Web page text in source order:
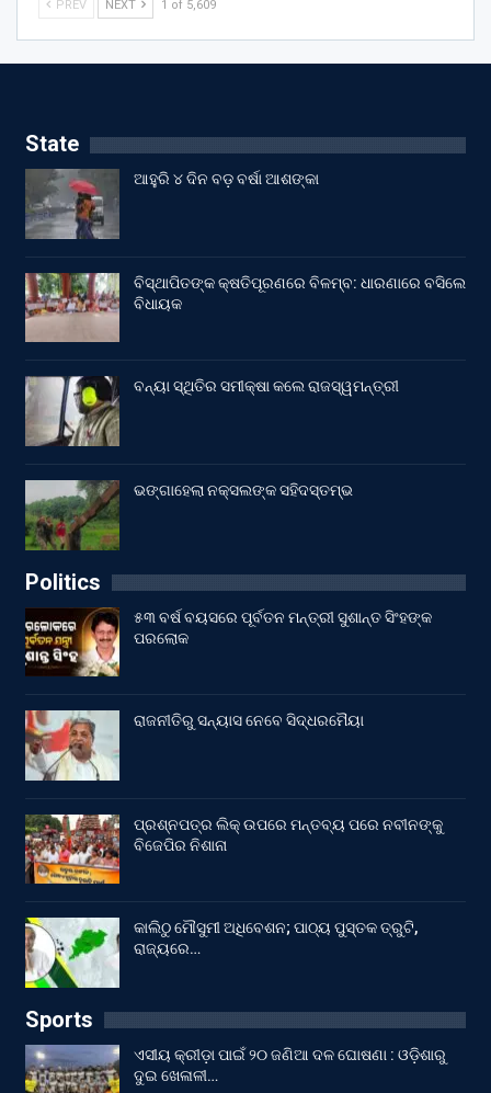
PREV NEXT 1 of 5,609
State
ଆହୁରି ୪ ଦିନ ବଡ଼ ବର୍ଷା ଆଶଙ୍କା
ବିସ୍ଥାପିତଙ୍କ କ୍ଷତିପୂରଣରେ ବିଳମ୍ବ: ଧାରଣାରେ ବସିଲେ
ବିଧାୟକ
ବନ୍ୟା ସ୍ଥିତିର ସମୀକ୍ଷା କଲେ ରାଜସ୍ୱମନ୍ତ୍ରୀ
ଭଙ୍ଗାହେଲା ନକ୍ସଲଙ୍କ ସହିଦସ୍ତମ୍ଭ
Politics
୫୩ ବର୍ଷ ବୟସରେ ପୂର୍ବତନ ମନ୍ତ୍ରୀ ସୁଶାନ୍ତ ସିଂହଙ୍କ
ପରଲୋକ
ରାଜନୀତିରୁ ସନ୍ୟାସ ନେବେ ସିଦ୍ଧରମୈୟା
ପ୍ରଶ୍ନପତ୍ର ଲିକ୍ ଉପରେ ମନ୍ତବ୍ୟ ପରେ ନବୀନଙ୍କୁ
ବିଜେପିର ନିଶାନା
କାଲିଠୁ ମୌସୁମୀ ଅଧିବେଶନ; ପାଠ୍ୟ ପୁସ୍ତକ ତ୍ରୁଟି,
ରାଜ୍ୟରେ…
Sports
ଏସୀୟ କ୍ରୀଡ଼ା ପାଇଁ ୨୦ ଜଣିଆ ଦଳ ଘୋଷଣା : ଓଡ଼ିଶାରୁ
ଦୁଇ ଖେଳାଳୀ…